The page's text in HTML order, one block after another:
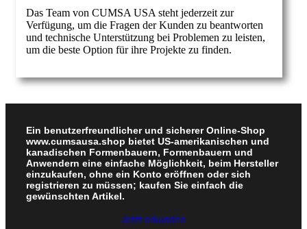
Das Team von CUMSA USA steht jederzeit zur
Verfügung, um die Fragen der Kunden zu beantworten
und technische Unterstützung bei Problemen zu leisten,
um die beste Option für ihre Projekte zu finden.
Ein benutzerfreundlicher und sicherer Online-Shop
www.cumsausa.shop bietet US-amerikanischen und
kanadischen Formenbauern, Formenbauern und
Anwendern eine einfache Möglichkeit, beim Hersteller
einzukaufen, ohne ein Konto eröffnen oder sich
registrieren zu müssen; kaufen Sie einfach die
gewünschten Artikel.
Jetzt erkunden